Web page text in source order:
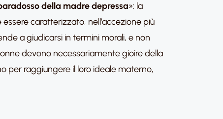
della madre depressa»: la
caratterizzato, nell’accezione più
a giudicarsi in termini morali, e non
devono necessariamente gioire della
per raggiungere il loro ideale materno,